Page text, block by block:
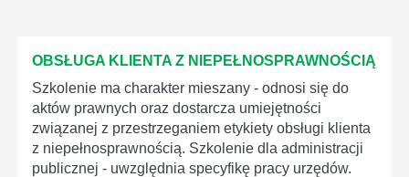
OBSŁUGA KLIENTA Z NIEPEŁNOSPRAWNOŚCIĄ
Szkolenie ma charakter mieszany - odnosi się do
aktów prawnych oraz dostarcza umiejętności
związanej z przestrzeganiem etykiety obsługi klienta
z niepełnosprawnością. Szkolenie dla administracji
publicznej - uwzględnia specyfikę pracy urzędów.